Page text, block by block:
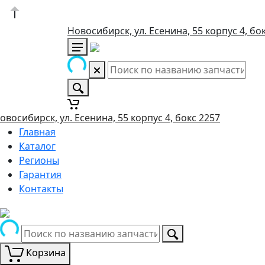
Новосибирск, ул. Есенина, 55 корпус 4,
ул. Есенина, 55 корпус 4, бокс 2257
Главная
Каталог
Регионы
Гарантия
Контакты
Корзина